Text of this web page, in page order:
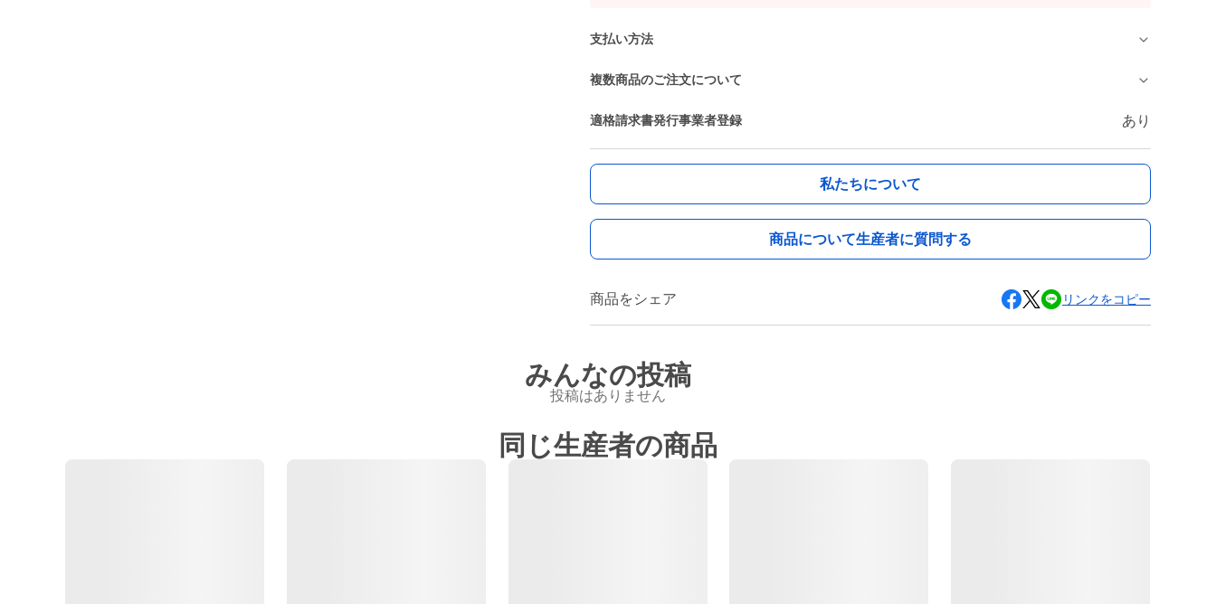
支払い方法
複数商品のご注文について
適格請求書発行事業者登録 あり
私たちについて
商品について生産者に質問する
商品をシェア リンクをコピー
みんなの投稿
投稿はありません
同じ生産者の商品